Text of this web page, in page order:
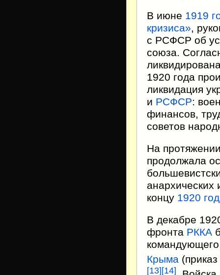
В июне 1919
кризиса»,
с РСФСР об
союза.
1920 года
ликвидация
и РСФСР:
финансов,
советов
На
продолжала
концу 1920
В декабре
фронта РККА
Крыма
[13][14]